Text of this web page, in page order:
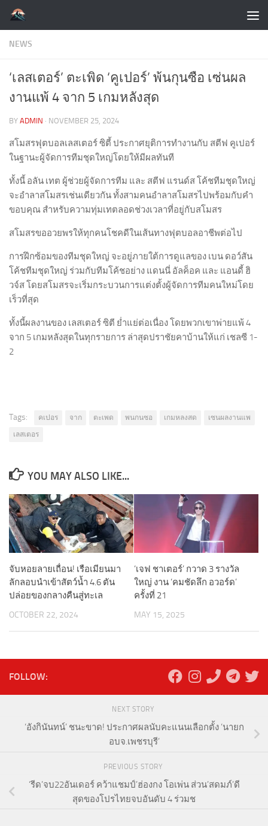
Skip to content
NEWS
‘เลสเตอร์’ ตะเพิด ‘คูเปอร์’ พ้นกุนซือ เซ่นผล
งานแพ้ 4 จาก 5 เกมหลังสุด
BY ADMIN · NOVEMBER 25, 2024
สโมสรฟุตบอลเลสเตอร์ ซิตี้ ประกาศยุติการทำงานกับ สตีฟ คูเปอร์
ในฐานะผู้จัดการทีมชุดใหญ่โดยให้มีผลทันที
ทั้งนี้ อลัน เทต ผู้ช่วยผู้จัดการทีม และ สตีฟ แรนด์ส โค้ชทีมชุดใหญ่
จะอำลาสโมสรเช่นเดียวกัน ทั้งสามคนอำลาสโมสรไปพร้อมกับคำ
ขอบคุณ สำหรับความทุ่มเทตลอดช่วงเวลาที่อยู่กับสโมสร
สโมสรขออวยพรให้ทุกคนโชคดีในเส้นทางฟุตบอลอาชีพต่อไป
การฝึกซ้อมของทีมชุดใหญ่ จะอยู่ภายใต้การดูแลของ เบน ดอว์สัน
โค้ชทีมชุดใหญ่ ร่วมกับทีมโค้ชอย่าง แดนนี่ อัลค็อค และ แอนดี้ ฮิ
วจ์ส โดยสโมสรจะเริ่มกระบวนการแต่งตั้งผู้จัดการทีมคนใหม่โดย
เร็วที่สุด
ทั้งนี้ผลงานของ เลสเตอร์ ซิตี ย่ำแย่ต่อเนื่อง โดยพวกเขาพ่ายแพ้ 4
จาก 5 เกมหลังสุดในทุกรายการ ล่าสุดปราชัยคาบ้านให้แก่ เชลซี 1-
2
Tags: คเปอร จาก ตะเพด พนกนซอ เกมหลงสด
เซนผลงานแพ
เลสเตอร
YOU MAY ALSO LIKE...
จับหอยลายเถื่อน! เรือเมียนมา
ลักลอบนำเข้าสัตว์น้ำ 4.6 ตัน
ปล่อยของกลางคืนสู่ทะเล
OCTOBER 22, 2024
‘เจฟ ชาเตอร์’ กวาด 3 รางวัล
ใหญ่ งาน ‘คมชัดลึก อวอร์ด’
ครั้งที่ 21
MAY 15, 2025
FOLLOW:
NEXT STORY
‘อังกินันทน์’ ชนะขาด! ประกาศผลนับคะแนนเลือกตั้ง ‘นายก
อบจ.เพชรบุรี’
PREVIOUS STORY
‘รีด’จบ22อันเดอร์ คว้าแชมป์’ฮ่องกง โอเพ่น ส่วน’สดมภ์’ดี
สุดของโปรไทยจบอันดับ 4 ร่วมช